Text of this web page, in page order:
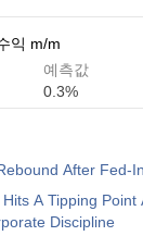
익 m/m
예측값
0.3%
익 y/y
예측값
3.5%
After Fed-
A Tipping
Discipline